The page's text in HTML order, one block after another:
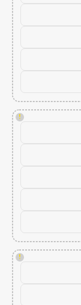
!
!